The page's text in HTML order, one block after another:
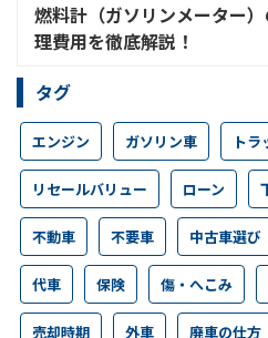
燃料計（ガソリンメーター
理費用を徹底解説！
タグ
エンジン ガソリン車 トラ
リセールバリュー ローン
不動車 不要車 中古車選び
代車 保険 傷・へこみ
売却時期 外車 廃車の仕方